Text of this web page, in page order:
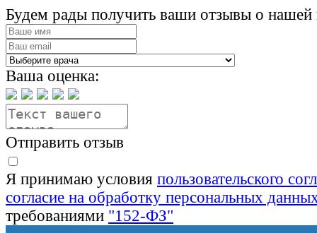
Будем рады получить ваши отзывы о нашей
Ваша оценка:
Отправить отзыв
Я принимаю условия пользовательского
согласие на обработку персональных
требованиями "152-ФЗ"